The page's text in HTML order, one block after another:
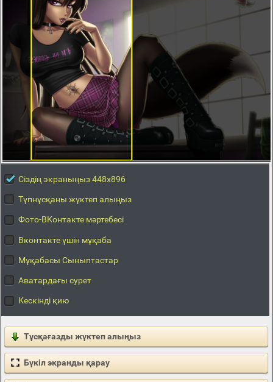
Сіздің экраныңыз 448x896
Түпнұсқаны жүктеп алыңыз
Фото-ВКонтакте мәртебесі
Вконтакте үшін мұқаба
Мұқабасы Сыныптастар
Аватардағы сурет
Кескінді қию
Тұсқағазды жүктеп алыңыз
Бүкіл экранды қарау